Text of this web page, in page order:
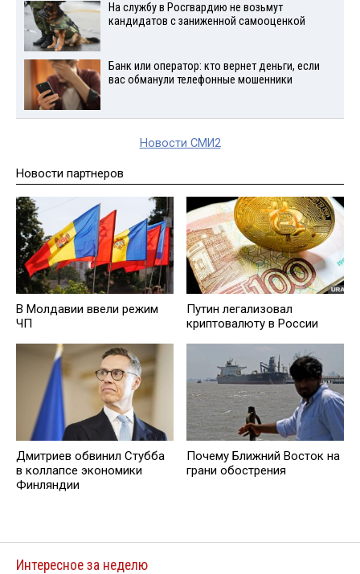
На службу в Росгвардию не возьмут
кандидатов с заниженной самооценкой
Банк или оператор: кто вернет деньги, если
вас обманули телефонные мошенники
Новости СМИ2
Новости партнеров
В Молдавии ввели режим
ЧП
Путин легализовал
криптовалюту в России
Дмитриев обвинил Стубба
в коллапсе экономики
Финляндии
Почему Ближний Восток на
грани обострения
Интересное за неделю